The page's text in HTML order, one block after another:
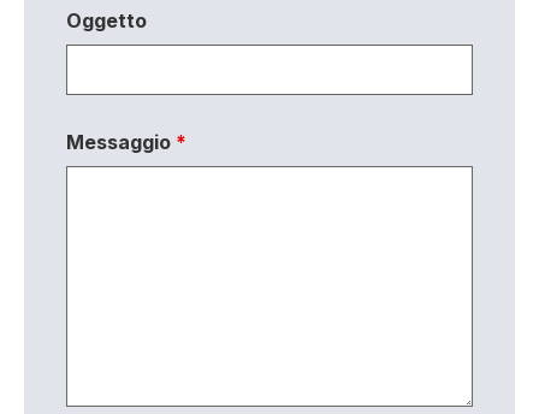
Oggetto
Messaggio *